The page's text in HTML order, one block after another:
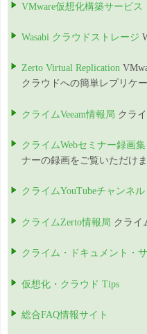
VMware仮想化構築サービス
Wasabi クラウドストレージ
Zerto Virtual Replication
クラウドへの簡単レプリケ
クライムVeeam情報局 クラ
クライムWebセミナー録画集
ナーの録画をご覧いただけま
クライムYouTubeチャンネル
クライムZerto情報局 クライ
クライム・ドキュメント・
仮想化・クラウド Tips
総合FAQ情報サイト